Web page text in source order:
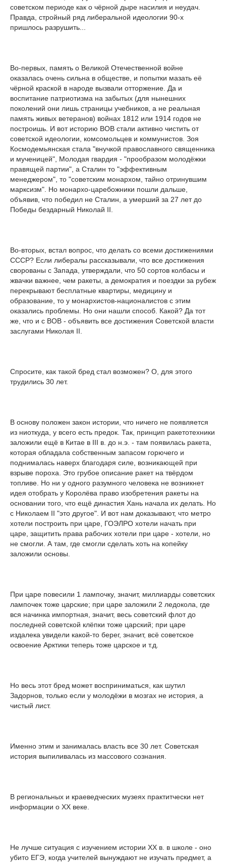
советском периоде как о чёрной дыре насилия и неудач.
Правда, стройный ряд либеральной идеологии 90-х
пришлось разрушить...
Во-первых, память о Великой Отечественной войне
оказалась очень сильна в обществе, и попытки мазать её
чёрной краской в народе вызвали отторжение. Да и
воспитание патриотизма на забытых (для нынешних
поколений они лишь страницы учебников, а не реальная
память живых ветеранов) войнах 1812 или 1914 годов не
построишь. И вот историю ВОВ стали активно чистить от
советской идеологии, комсомольцев и коммунистов. Зоя
Космодемьянская стала "внучкой православного священника
и мученицей", Молодая гвардия - "прообразом молодёжки
правящей партии", а Сталин то "эффективным
менеджером", то "советским монархом, тайно отринувшим
марксизм". Но монархо-царебожники пошли дальше,
объявив, что победил не Сталин, а умерший за 27 лет до
Победы бездарный Николай II.
Во-вторых, встал вопрос, что делать со всеми достижениями
СССР? Если либералы рассказывали, что все достижения
сворованы с Запада, утверждали, что 50 сортов колбасы и
жвачки важнее, чем ракеты, а демократия и поездки за рубеж
перекрывают бесплатные квартиры, медицину и
образование, то у монархистов-националистов с этим
оказались проблемы. Но они нашли способ. Какой? Да тот
же, что и с ВОВ - объявить все достижения Советской власти
заслугами Николая II.
Спросите, как такой бред стал возможен? О, для этого
трудились 30 лет.
В основу положен закон истории, что ничего не появляется
из ниоткуда, у всего есть предок. Так, принцип ракетотехники
заложили ещё в Китае в III в. до н.э. - там появилась ракета,
которая обладала собственным запасом горючего и
поднималась наверх благодаря силе, возникающей при
взрыве пороха. Это грубое описание ракет на твёрдом
топливе. Но ни у одного разумного человека не возникнет
идея отобрать у Королёва право изобретения ракеты на
основании того, что ещё династия Хань начала их делать. Но
с Николаем II "это другое". И вот нам доказывают, что метро
хотели построить при царе, ГОЭЛРО хотели начать при
царе, защитить права рабочих хотели при царе - хотели, но
не смогли. А там, где смогли сделать хоть на копейку
заложили основы.
При царе повесили 1 лампочку, значит, миллиарды советских
лампочек тоже царские; при царе заложили 2 ледокола, где
вся начинка импортная, значит, весь советский флот до
последней советской клёпки тоже царский; при царе
издалека увидели какой-то берег, значит, всё советское
освоение Арктики теперь тоже царское и т.д.
Но весь этот бред может восприниматься, как шутил
Задорнов, только если у молодёжи в мозгах не история, а
чистый лист.
Именно этим и занималась власть все 30 лет. Советская
история выпиливалась из массового сознания.
В региональных и краеведческих музеях практитчески нет
информации о XX веке.
Не лучше ситуация с изучением истории XX в. в школе - оно
убито ЕГЭ, когда учителей вынуждают не изучать предмет, а